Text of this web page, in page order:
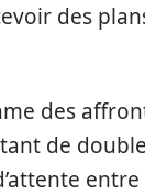
des
des
de